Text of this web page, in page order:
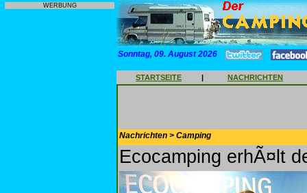
WERBUNG
Sonntag, 09. August 2026
STARTSEITE | NACHRICHTEN
Nachrichten > Camping
Ecocamping erhÃ¤lt